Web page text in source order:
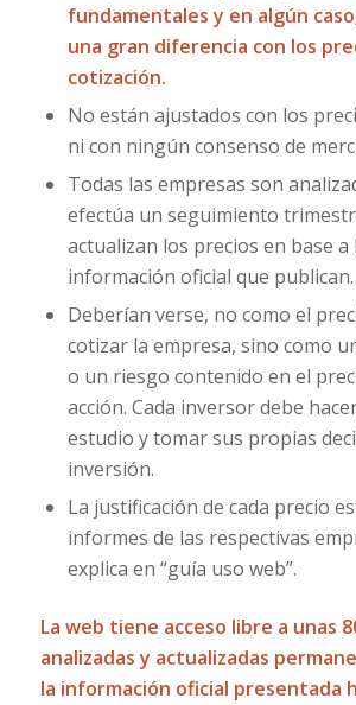
fundamentales y en algún
una gran diferencia con los
cotización.
No están ajustados con los
ni con ningún consenso de
Todas las empresas son
efectúa un seguimiento
actualizan los precios en base a
información oficial que publican.
Deberían verse, no como el
cotizar la empresa, sino como
o un riesgo contenido en el
acción. Cada inversor debe
estudio y tomar sus propias
inversión.
La justificación de cada precio
informes de las respectivas
explica en “guía uso web”.
La web tiene acceso libre a unas
analizadas y actualizadas
la información oficial presentada